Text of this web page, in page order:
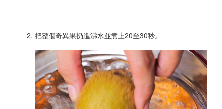
把整個奇異果扔進沸水並煮上20至30秒。